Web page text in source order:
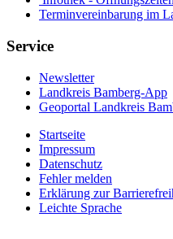
Terminvereinbarung im
Service
Newsletter
Landkreis Bamberg-App
Geoportal Landkreis
Startseite
Impressum
Datenschutz
Fehler melden
Erklärung zur
Leichte Sprache